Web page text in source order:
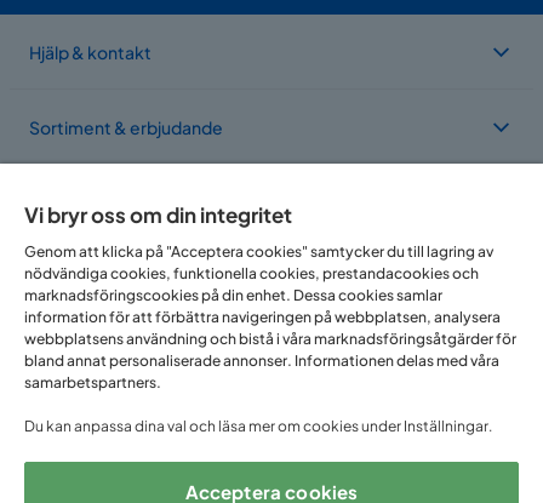
Hjälp & kontakt
Sortiment & erbjudande
Vi finns i flera länder
Vi bryr oss om din integritet
Genom att klicka på "Acceptera cookies" samtycker du till lagring av
nödvändiga cookies, funktionella cookies, prestandacookies och
marknadsföringscookies på din enhet. Dessa cookies samlar
information för att förbättra navigeringen på webbplatsen, analysera
webbplatsens användning och bistå i våra marknadsföringsåtgärder för
bland annat personaliserade annonser. Informationen delas med våra
samarbetspartners.
Du kan anpassa dina val och läsa mer om cookies under Inställningar.
Acceptera cookies